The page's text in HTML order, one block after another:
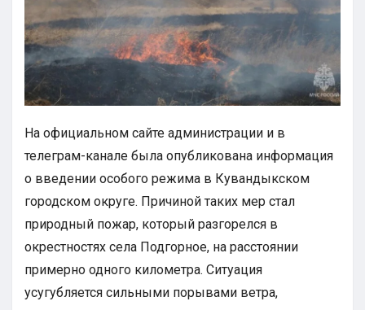
На официальном сайте администрации и в
телеграм-канале была опубликована информация
о введении особого режима в Кувандыкском
городском округе. Причиной таких мер стал
природный пожар, который разгорелся в
окрестностях села Подгорное, на расстоянии
примерно одного километра. Ситуация
усугубляется сильными порывами ветра,